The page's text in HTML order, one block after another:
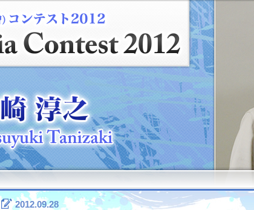
2012.09.28